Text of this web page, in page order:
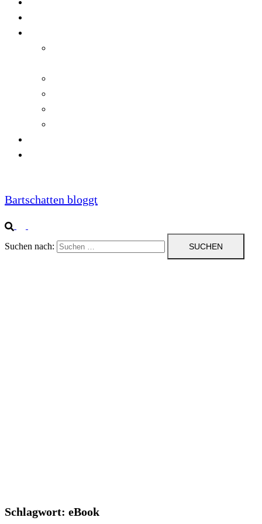
Bartschatten bloggt
Suchen nach:
Schlagwort: eBook